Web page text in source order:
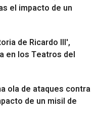
el impacto de un
de Ricardo III',
en los Teatros del
ola de ataques contra
de un misil de